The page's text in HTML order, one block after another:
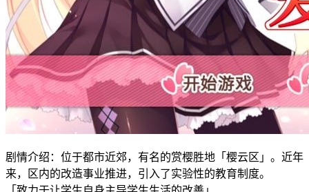
剧情介绍：位于都市近郊，有名的赏樱胜地「樱云区」。近年
来，区内的改造事业推进，引入了实验性的教育制度。